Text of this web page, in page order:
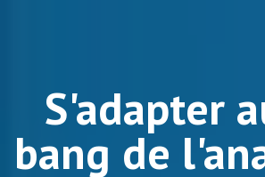
S'adapter
bang de